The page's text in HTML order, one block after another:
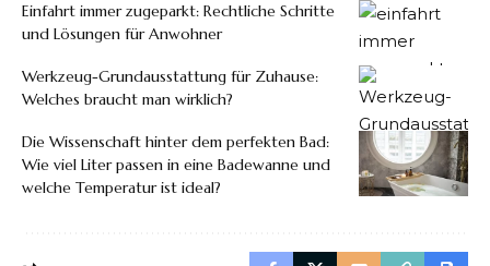
Einfahrt immer zugeparkt: Rechtliche Schritte
und Lösungen für Anwohner
Werkzeug-Grundausstattung für Zuhause:
Welches braucht man wirklich?
Die Wissenschaft hinter dem perfekten Bad:
Wie viel Liter passen in eine Badewanne und
welche Temperatur ist ideal?